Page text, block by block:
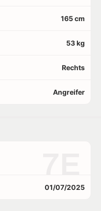
165 cm
53 kg
Rechts
Angreifer
01/07/2025